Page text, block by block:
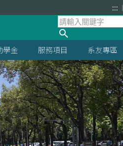
:::
學金 服務項目 系友專區